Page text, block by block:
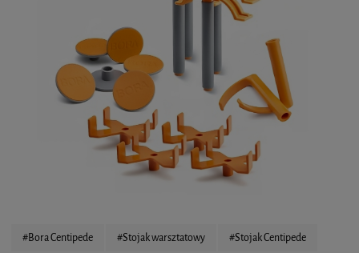
#Bora Centipede #Stojak warsztatowy #Stojak Centipede